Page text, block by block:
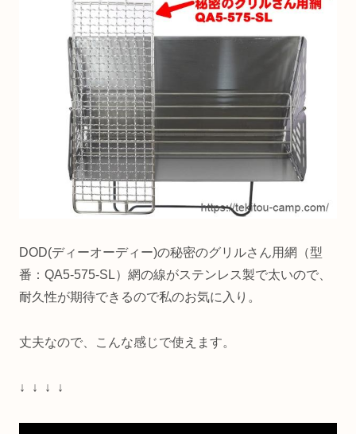
DOD(ディーオーディー)の秘密のグリルさん用網（型
番：QA5-575-SL）網の線がステンレス製で太いので、
耐久性が期待できるので私のお気に入り。
丈夫なので、こんな感じで使えます。
↓ ↓ ↓ ↓